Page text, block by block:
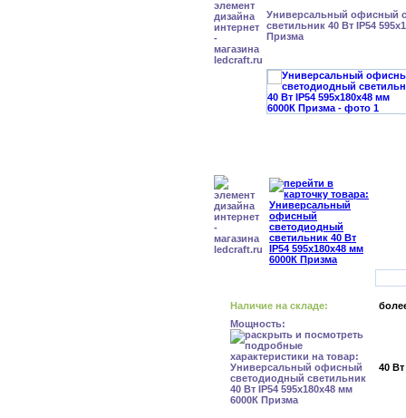
Универсальный офисный
светильник 40 Вт IP54
Призма
Наличие на складе:
Мощность:
40 Вт